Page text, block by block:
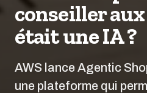
conseiller
était une IA ?
AWS lance Agentic
une plateforme qui